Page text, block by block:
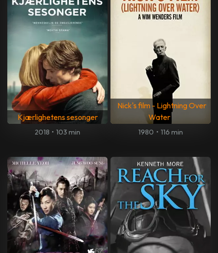
Kjærlighetens sesonger
2018 • 103 min
Nick's film - Lightning Over
Water
1980 • 116 min